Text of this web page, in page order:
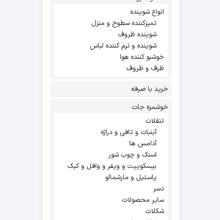
انواع شوینده
تمیزکننده سطوح و منزل
شوینده ظروف
شوینده و نرم کننده لباس
خوشبو کننده هوا
ظرف و ظروف
خرید با صرفه
خوشمزه جات
تنقلات
آبنبات و تافی و دراژه
آدامس ها
اسنک و چوب شور
بیسکوییت و ویفر و وافل و کیک
پاستیل و مارشمالو
دسر
سایر محصولات
شکلات